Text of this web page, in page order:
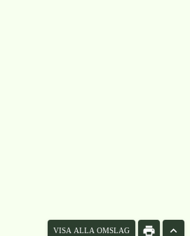
VISA ALLA OMSLAG